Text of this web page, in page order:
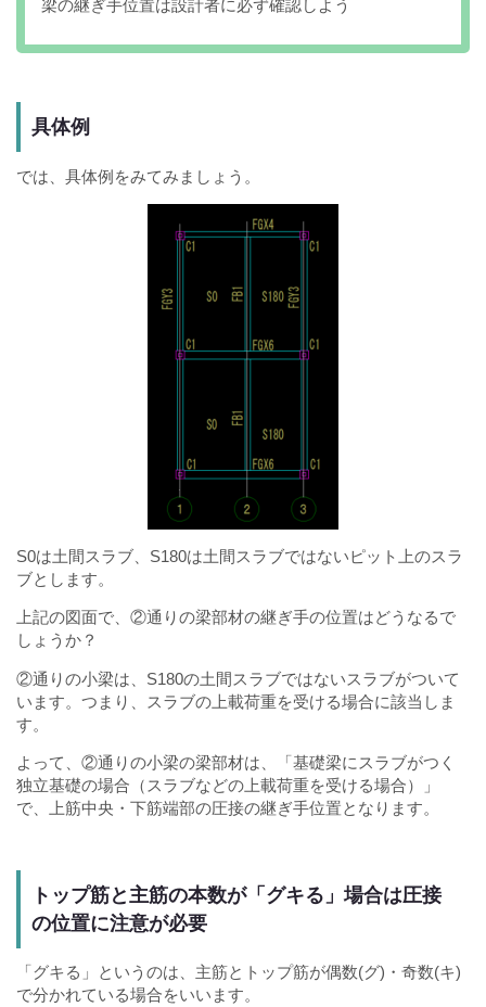
梁の継ぎ手位置は設計者に必ず確認しよう
具体例
では、具体例をみてみましょう。
S0は土間スラブ、S180は土間スラブではないピット上のスラ
ブとします。
上記の図面で、②通りの梁部材の継ぎ手の位置はどうなるで
しょうか？
②通りの小梁は、S180の土間スラブではないスラブがついて
います。つまり、スラブの上載荷重を受ける場合に該当しま
す。
よって、②通りの小梁の梁部材は、「基礎梁にスラブがつく
独立基礎の場合（スラブなどの上載荷重を受ける場合）」
で、上筋中央・下筋端部の圧接の継ぎ手位置となります。
トップ筋と主筋の本数が「グキる」場合は圧接
の位置に注意が必要
「グキる」というのは、主筋とトップ筋が偶数(グ)・奇数(キ)
で分かれている場合をいいます。